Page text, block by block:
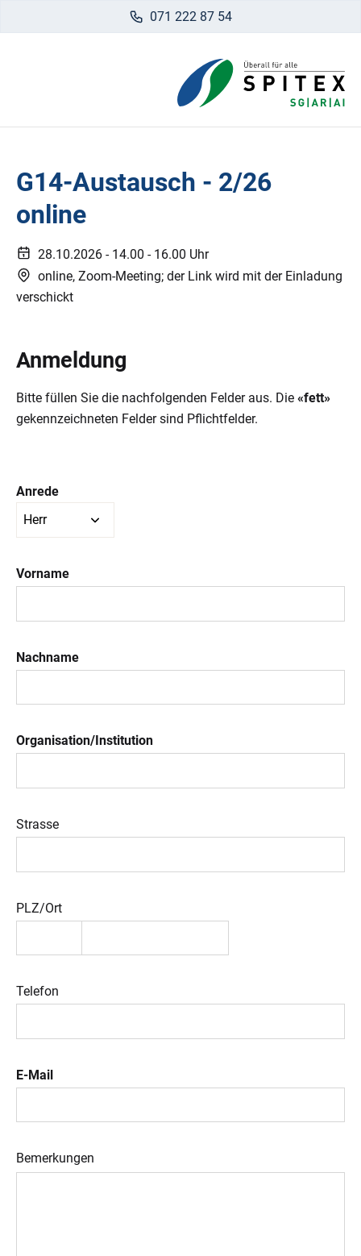
071 222 87 54
G14-Austausch - 2/26
online
28.10.2026- 14.00 - 16.00 Uhr
online, Zoom-Meeting; der Link wird mit der Einladung
verschickt
Anmeldung
Bitte füllen Sie die nachfolgenden Felder aus. Die «fett»
gekennzeichneten Felder sind Pflichtfelder.
Anrede
Vorname
Nachname
Organisation/Institution
Strasse
PLZ/Ort
Telefon
E-Mail
Bemerkungen